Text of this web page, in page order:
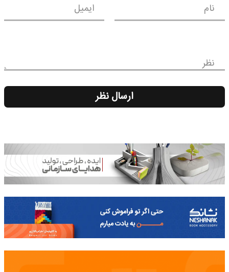
نام ایمیل
نظر
ارسال نظر